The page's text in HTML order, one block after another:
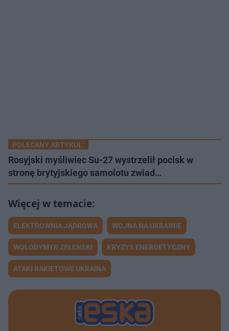
POLECANY ARTYKUŁ:
Rosyjski myśliwiec Su-27 wystrzelił pocisk w
stronę brytyjskiego samolotu zwiad…
ELEKTROWNIA JĄDROWA WOJNA NA UKRAINIE
WOŁODYMYR ZEŁENSKI KRYZYS ENERGETYCZNY
ATAKI RAKIETOWE UKRAINA